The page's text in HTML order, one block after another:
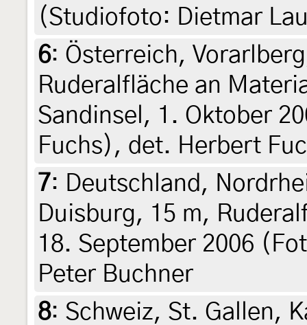
(Studiofoto: Dietmar
6: Österreich,
Ruderalfläche an
Sandinsel, 1. Oktober
Fuchs), det. Herbert
7: Deutschland,
Duisburg, 15 m,
18. September 2006
Peter Buchner
8: Schweiz, St. Gallen,